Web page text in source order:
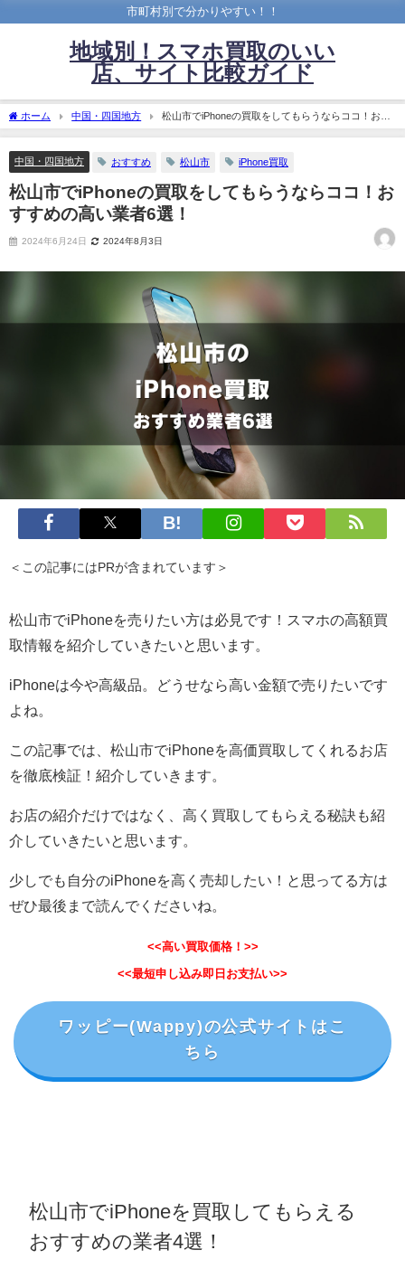
市町村別で分かりやすい！！
地域別！スマホ買取のいい
店、サイト比較ガイド
ホーム 中国・四国地方
松山市でiPhoneの買取をしてもらうならココ！おす
すめの高い業者6選！
中国・四国地方 おすすめ 松山市 iPhone買取
松山市でiPhoneの買取をしてもらうならココ！お
すすめの高い業者6選！
2024年6月24日 2024年8月3日
＜この記事にはPRが含まれています＞
松山市でiPhoneを売りたい方は必見です！スマホの高額買
取情報を紹介していきたいと思います。
iPhoneは今や高級品。どうせなら高い金額で売りたいです
よね。
この記事では、松山市でiPhoneを高価買取してくれるお店
を徹底検証！紹介していきます。
お店の紹介だけではなく、高く買取してもらえる秘訣も紹
介していきたいと思います。
少しでも自分のiPhoneを高く売却したい！と思ってる方は
ぜひ最後まで読んでくださいね。
<<高い買取価格！>>
<<最短申し込み即日お支払い>>
ワッピー(Wappy)の公式サイトはこ
ちら
松山市でiPhoneを買取してもらえる
おすすめの業者4選！